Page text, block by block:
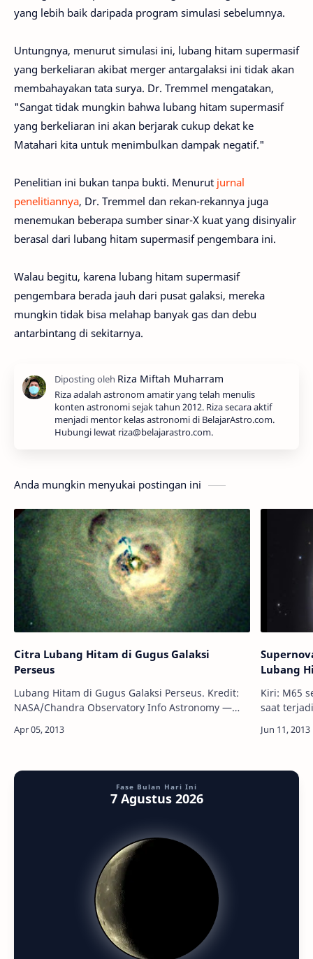
yang lebih baik daripada program simulasi sebelumnya.
Untungnya, menurut simulasi ini, lubang hitam supermasif
yang berkeliaran akibat merger antargalaksi ini tidak akan
membahayakan tata surya. Dr. Tremmel mengatakan,
"Sangat tidak mungkin bahwa lubang hitam supermasif
yang berkeliaran ini akan berjarak cukup dekat ke
Matahari kita untuk menimbulkan dampak negatif."
Penelitian ini bukan tanpa bukti. Menurut jurnal
penelitiannya, Dr. Tremmel dan rekan-rekannya juga
menemukan beberapa sumber sinar-X kuat yang disinyalir
berasal dari lubang hitam supermasif pengembara ini.
Walau begitu, karena lubang hitam supermasif
pengembara berada jauh dari pusat galaksi, mereka
mungkin tidak bisa melahap banyak gas dan debu
antarbintang di sekitarnya.
Riza adalah astronom amatir yang telah menulis
konten astronomi sejak tahun 2012. Riza secara aktif
menjadi mentor kelas astronomi di BelajarAstro.com.
Hubungi lewat riza@belajarastro.com.
Anda mungkin menyukai postingan ini
Citra Lubang Hitam di Gugus Galaksi
Perseus
Lubang Hitam di Gugus Galaksi Perseus. Kredit:
NASA/Chandra Observatory Info Astronomy —
ray Observatory telah menemukan, untuk
Lubang
Kiri: M65
saat
Fase Bulan Hari Ini
7 Agustus 2026